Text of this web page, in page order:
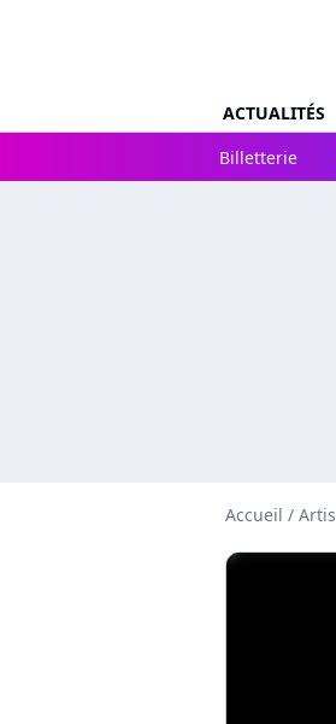
ACTUALITÉS
Billetterie
Accueil /